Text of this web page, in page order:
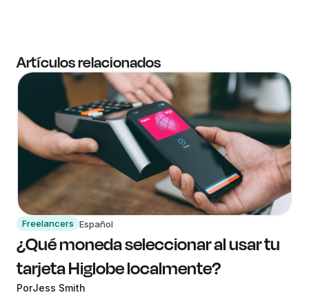
Artículos relacionados
Freelancers Español
¿Qué moneda seleccionar al usar tu
tarjeta Higlobe localmente?
PorJess Smith